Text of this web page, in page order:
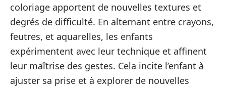
coloriage apportent de nouvelles textures et
degrés de difficulté. En alternant entre crayons,
feutres, et aquarelles, les enfants
expérimentent avec leur technique et affinent
leur maîtrise des gestes. Cela incite l’enfant à
ajuster sa prise et à explorer de nouvelles